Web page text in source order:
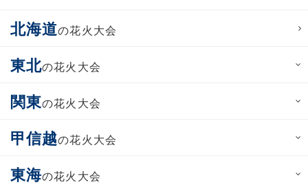
北海道の花火大会
東北の花火大会
関東の花火大会
甲信越の花火大会
東海の花火大会